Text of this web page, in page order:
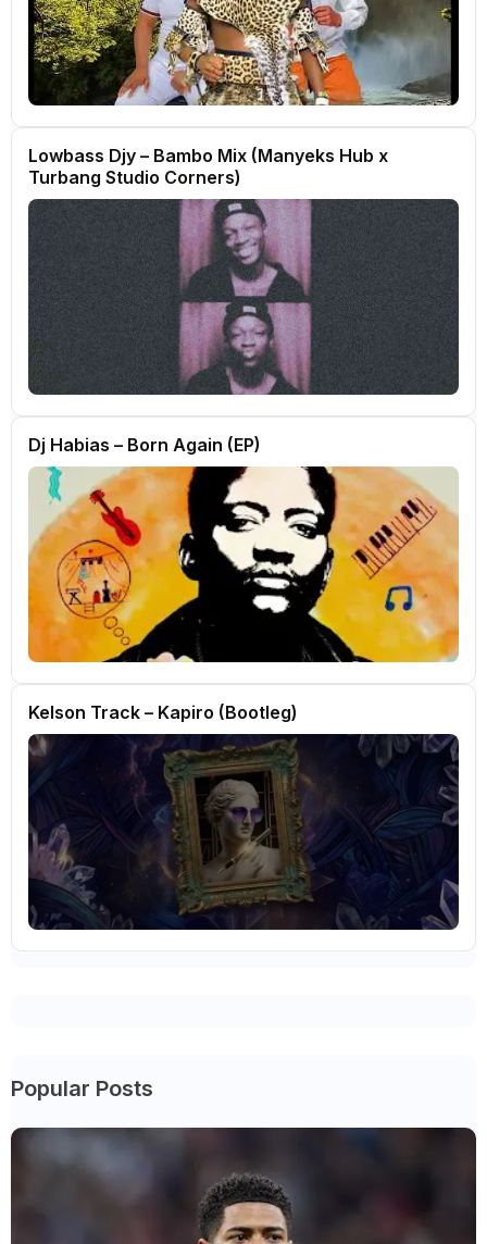
Lowbass Djy – Bambo Mix (Manyeks Hub x
Turbang Studio Corners)
Dj Habias – Born Again (EP)
Kelson Track – Kapiro (Bootleg)
Popular Posts